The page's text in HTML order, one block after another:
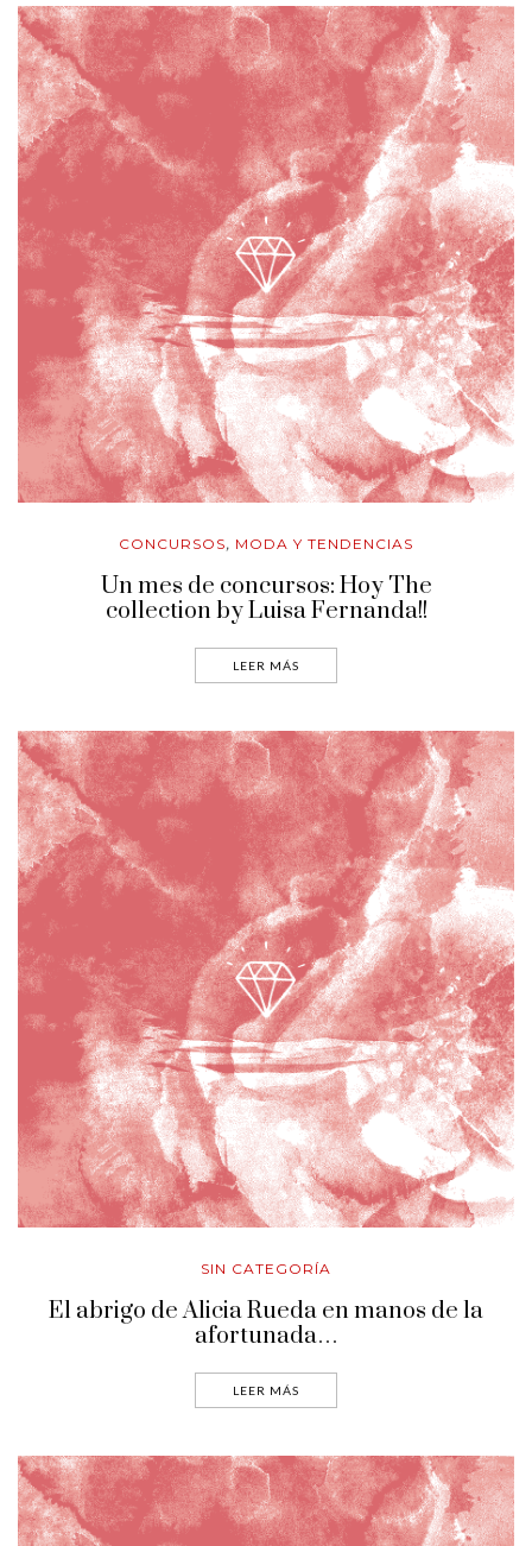
CONCURSOS, MODA Y TENDENCIAS
Un mes de concursos: Hoy The
collection by Luisa Fernanda!!
LEER MÁS
SIN CATEGORÍA
El abrigo de Alicia Rueda en manos de la
afortunada…
LEER MÁS